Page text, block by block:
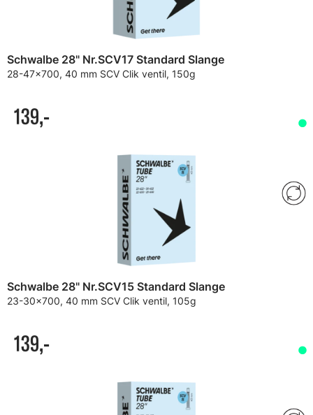
Schwalbe 28" Nr.SCV17 Standard Slange
28-47x700, 40 mm SCV Clik ventil, 150g
139,-
Schwalbe 28" Nr.SCV15 Standard Slange
23-30x700, 40 mm SCV Clik ventil, 105g
139,-